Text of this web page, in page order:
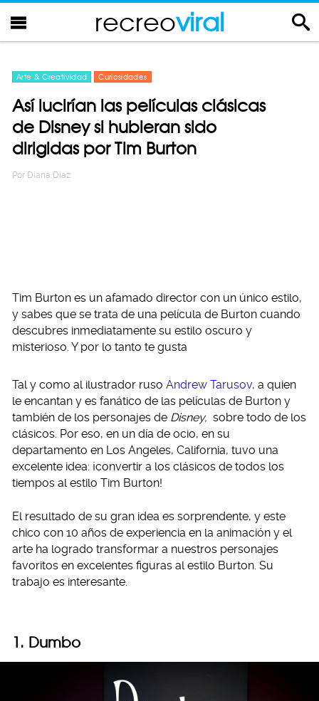
recreoviral
Arte & Creatividad Curiosidades
Así lucirían las películas clásicas
de Disney si hubieran sido
dirigidas por Tim Burton
Por Diana Diaz
Tim Burton es un afamado director con un único estilo,
y sabes que se trata de una película de Burton cuando
descubres inmediatamente su estilo oscuro y
misterioso. Y por lo tanto te gusta
Tal y como al ilustrador ruso Andrew Tarusov, a quien
le encantan y es fanático de las películas de Burton y
también de los personajes de Disney, sobre todo de los
clásicos. Por eso, en un día de ocio, en su
departamento en Los Angeles, California, tuvo una
excelente idea: ¡convertir a los clásicos de todos los
tiempos al estilo Tim Burton!
El resultado de su gran idea es sorprendente, y este
chico con 10 años de experiencia en la animación y el
arte ha logrado transformar a nuestros personajes
favoritos en excelentes figuras al estilo Burton. Su
trabajo es interesante.
1. Dumbo